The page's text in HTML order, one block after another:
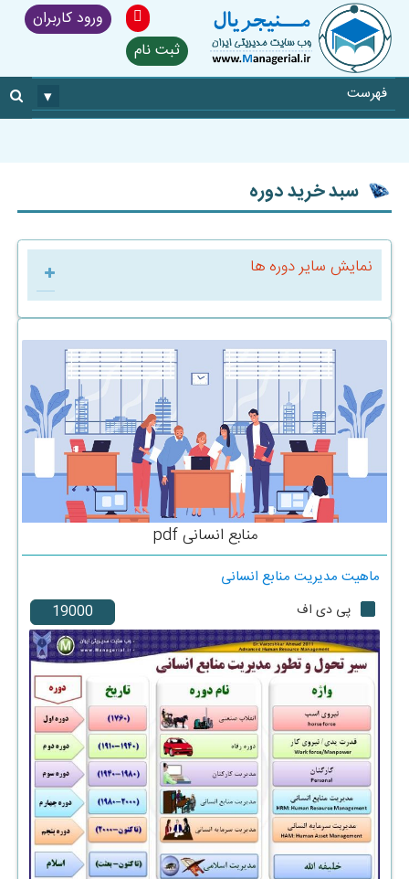
ورود کاربران
ثبت نام
فهرست ▾
سبد خرید دوره
نمایش سایر دوره ها
منابع انسانی pdf
ماهیت مدیریت منابع انسانی
پی دی اف